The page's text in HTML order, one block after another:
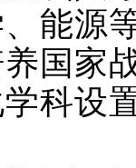
能源
国家
科设